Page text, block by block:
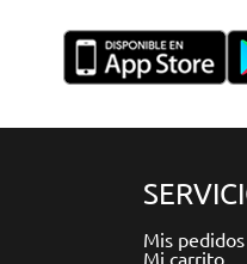
Mis pedidos
Mi carrito